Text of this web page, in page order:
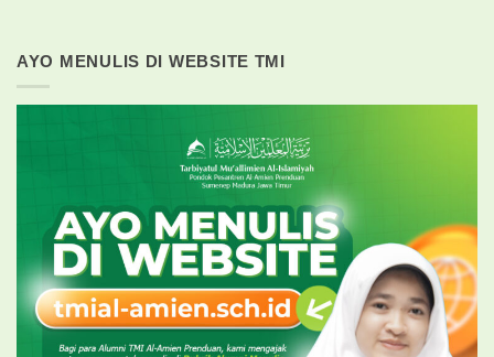
AYO MENULIS DI WEBSITE TMI